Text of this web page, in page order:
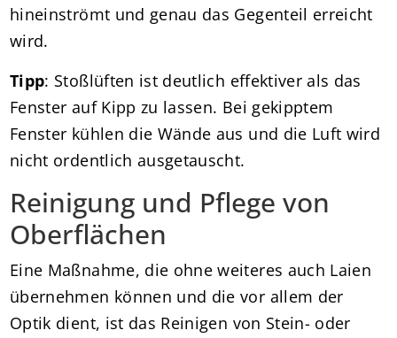
hineinströmt und genau das Gegenteil erreicht
wird.
Tipp: Stoßlüften ist deutlich effektiver als das
Fenster auf Kipp zu lassen. Bei gekipptem
Fenster kühlen die Wände aus und die Luft wird
nicht ordentlich ausgetauscht.
Reinigung und Pflege von
Oberflächen
Eine Maßnahme, die ohne weiteres auch Laien
übernehmen können und die vor allem der
Optik dient, ist das Reinigen von Stein- oder